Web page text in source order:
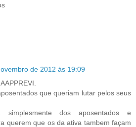
de 2012 às 19:09
que queriam lutar pelos seus
dos aposentados e
querem que os da ativa tambem façam